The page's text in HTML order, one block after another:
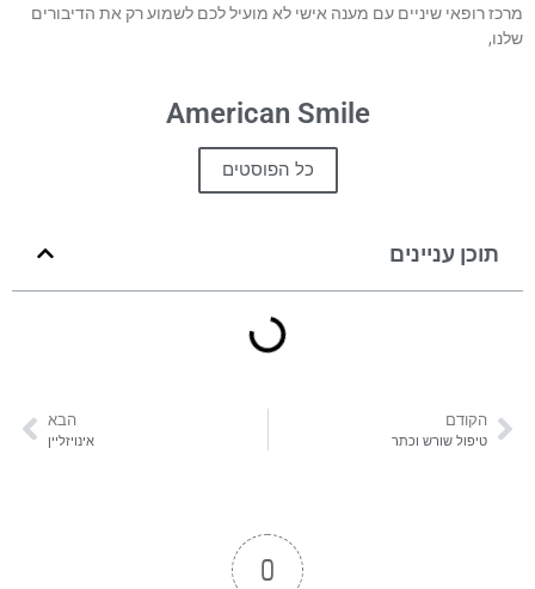
מרכז רופאי שיניים עם מענה אישי לא מועיל לכם לשמוע רק את הדיבורים
שלנו,
American Smile
כל הפוסטים
תוכן עניינים
הקודם
טיפול שורש וכתר
הבא
אינויזליין
0